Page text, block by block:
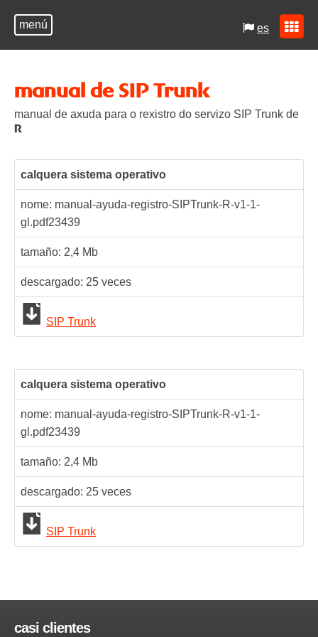
menú es
manual de SIP Trunk
manual de axuda para o rexistro do servizo SIP Trunk de
R
calquera sistema operativo
nome: manual-ayuda-registro-SIPTrunk-R-v1-1-
gl.pdf23439
tamaño: 2,4 Mb
descargado: 25 veces
SIP Trunk
calquera sistema operativo
nome: manual-ayuda-registro-SIPTrunk-R-v1-1-
gl.pdf23439
tamaño: 2,4 Mb
descargado: 25 veces
SIP Trunk
casi clientes